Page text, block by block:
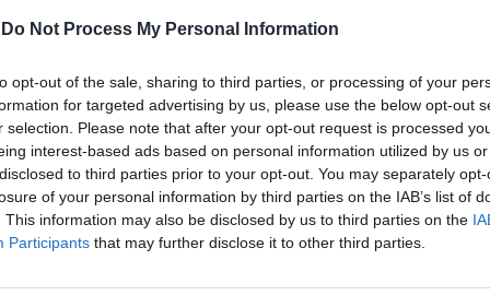
Do Not Process My Personal Information
opt-out of the sale, sharing to third parties, or processing of your
for targeted advertising by us, please use the below opt-out
selection. Please note that after your opt-out request is processed
interest-based ads based on personal information utilized by us
to third parties prior to your opt-out. You may separately
of your personal information by third parties on the IAB’s list of
This information may also be disclosed by us to third parties on the
Participants that may further disclose it to other third parties.
record storico: quattro stagioni sul
edizione «le inchieste, i retroscena
gli sprechi di denaro pubblico e i
sull'onda della stretta attualità, la
Tapiri d'oro». Nel cast anche «il Gabibbo,
- si sottolinea ancora nella nota -
come al solito una folta schiera di
di personaggi che uniscono la
limite del credibile, ribaltando così la